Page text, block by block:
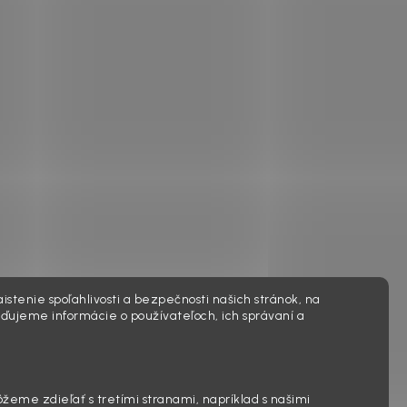
spoľahlivosti a bezpečnosti našich stránok, na
informácie o používateľoch, ich správaní a
zdieľať s tretími stranami, napríklad s našimi